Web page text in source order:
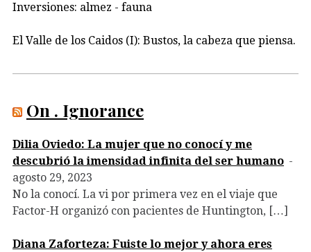
Inversiones: almez - fauna
El Valle de los Caidos (I): Bustos, la cabeza que piensa.
On . Ignorance
Dilia Oviedo: La mujer que no conocí y me
descubrió la imensidad infinita del ser humano
agosto 29, 2023
No la conocí. La vi por primera vez en el viaje que
Factor-H organizó con pacientes de Huntington, […]
Diana Zaforteza: Fuiste lo mejor y ahora eres